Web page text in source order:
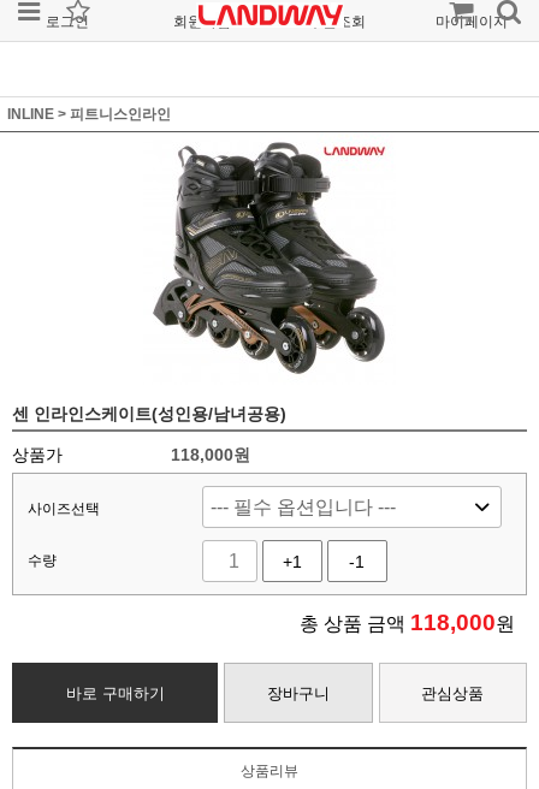
로그인 회원가입 주문조회 마이페이지
INLINE > 피트니스인라인
센 인라인스케이트(성인용/남녀공용)
상품가 118,000원
사이즈선택
수량 +1 -1
총 상품 금액 118,000원
바로 구매하기 장바구니 관심상품
상품리뷰